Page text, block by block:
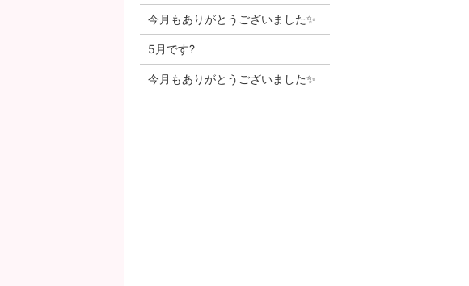
今月もありがとうございました✨
5月です?
今月もありがとうございました✨